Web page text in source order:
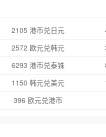
2105 港币兑日元
2572 欧元兑韩元
6293 港币兑泰铢
1150 韩元兑美元
396 欧元兑港币